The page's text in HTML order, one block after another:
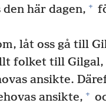
den här dagen, +
låt oss gå till
folket till Gilgal,
ansikte.
ansikte, +